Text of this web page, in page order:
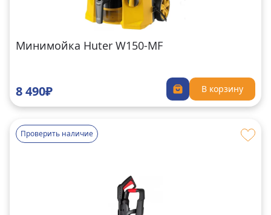
Минимойка Huter W150-MF
8 490₽ В корзину
Проверить наличие